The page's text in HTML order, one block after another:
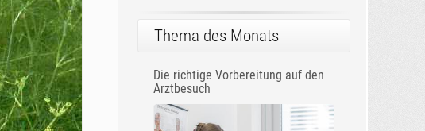
Thema des Monats
Die richtige Vorbereitung auf den
Arztbesuch